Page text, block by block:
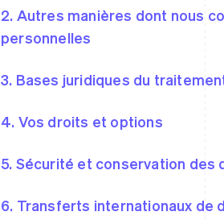
2. Autres manières dont nous
personnelles
3. Bases juridiques du
4. Vos droits et options
5. Sécurité et conservation des
6. Transferts internationaux de